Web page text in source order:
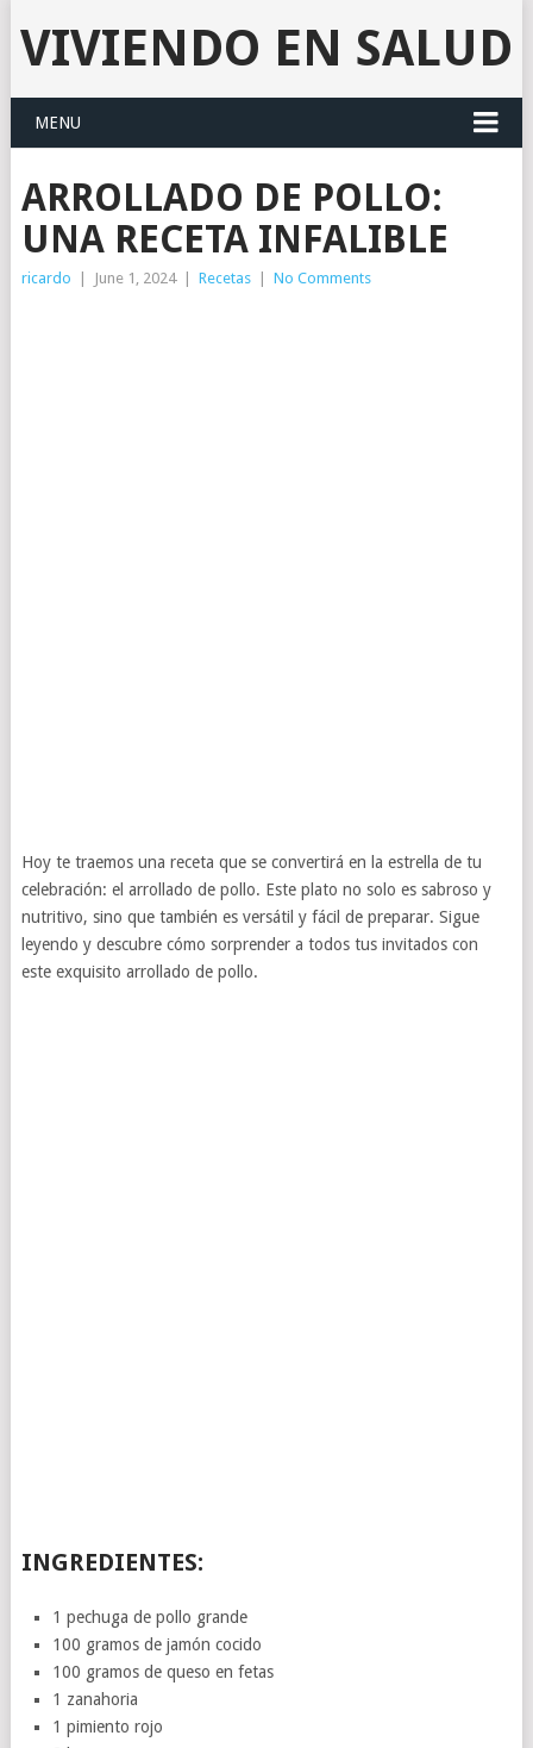
VIVIENDO EN SALUD
MENU
ARROLLADO DE POLLO:
UNA RECETA INFALIBLE
ricardo June 1, 2024 Recetas No Comments
Hoy te traemos una receta que se convertirá en la estrella de tu
celebración: el arrollado de pollo. Este plato no solo es sabroso y
nutritivo, sino que también es versátil y fácil de preparar. Sigue
leyendo y descubre cómo sorprender a todos tus invitados con
este exquisito arrollado de pollo.
INGREDIENTES:
1 pechuga de pollo grande
100 gramos de jamón cocido
100 gramos de queso en fetas
1 zanahoria
1 pimiento rojo